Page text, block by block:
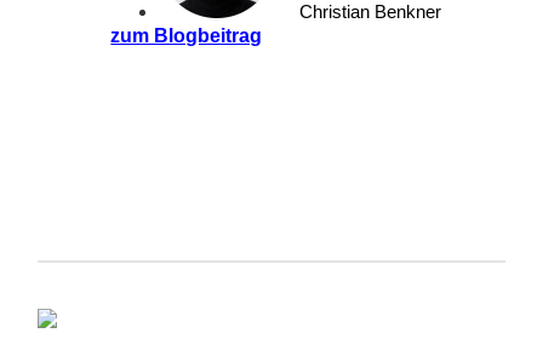
Christian Benkner
zum Blogbeitrag